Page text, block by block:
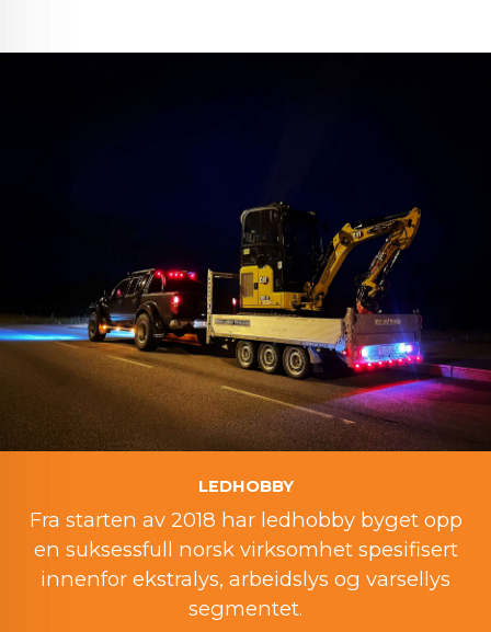
LEDHOBBY
Fra starten av 2018 har ledhobby byget opp
en suksessfull norsk virksomhet spesifisert
innenfor ekstralys, arbeidslys og varsellys
segmentet.